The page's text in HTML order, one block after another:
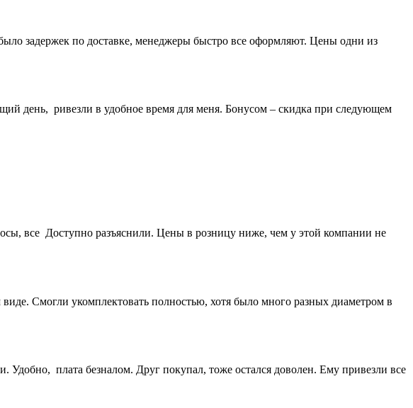
задержек по доставке, менеджеры быстро все оформляют. Цены одни из
день, ривезли в удобное время для меня. Бонусом – скидка при следующем
все Доступно разъяснили. Цены в розницу ниже, чем у этой компании не
Смогли укомплектовать полностью, хотя было много разных диаметром в
плата безналом. Друг покупал, тоже остался доволен. Ему привезли все